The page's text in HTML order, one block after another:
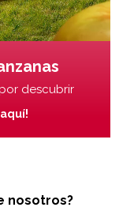
descubrir
nosotros?